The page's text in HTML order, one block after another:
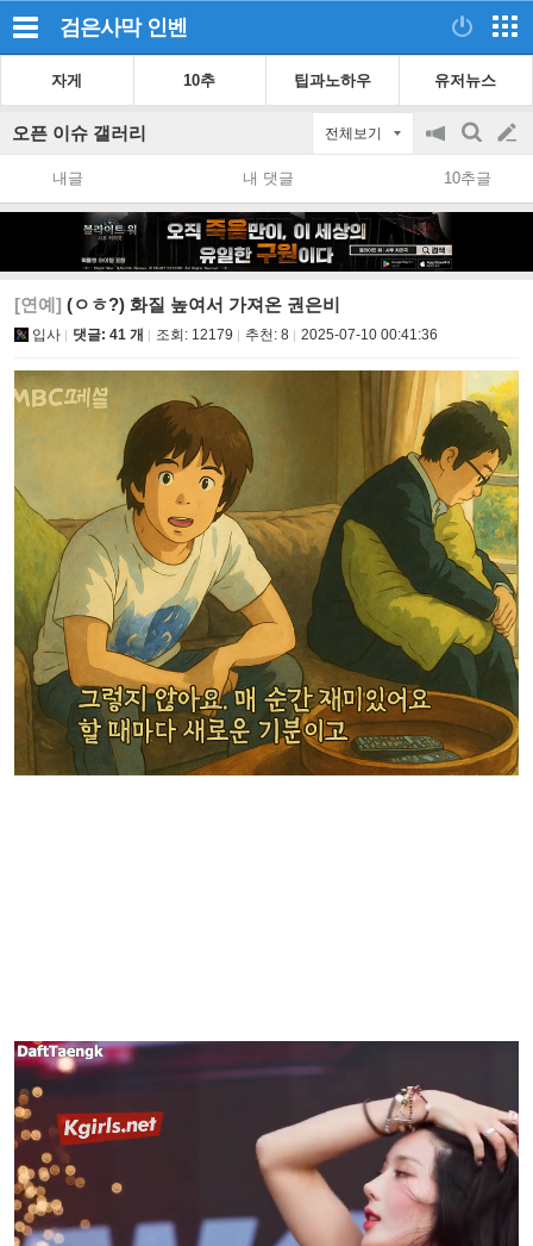
검은사막 인벤
자게 10추 팁과노하우 유저뉴스
오픈 이슈 갤러리 전체보기
공
지
on/off
검
색
글
쓰
내글 내 댓글 10추글
[연예] (ㅇㅎ?) 화질 높여서 가져온 권은비
입사 댓글: 41 개 조회: 12179 추천: 8 2025-07-10 00:41:36